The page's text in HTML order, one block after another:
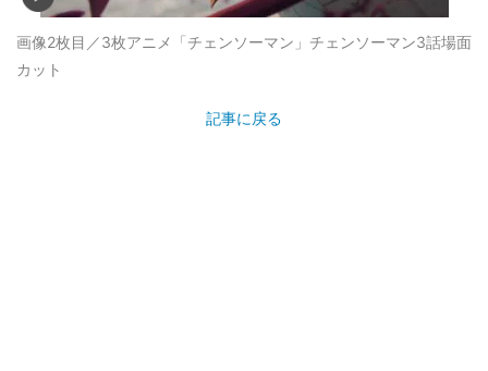
画像2枚目／3枚アニメ「チェンソーマン」チェンソーマン3話場面
カット
記事に戻る